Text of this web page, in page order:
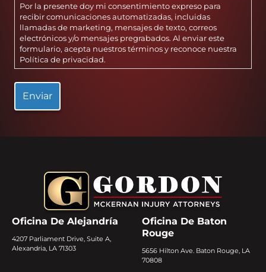
Por la presente doy mi consentimiento expreso para
recibir comunicaciones automatizadas, incluidas
llamadas de marketing, mensajes de texto, correos
electrónicos y/o mensajes pregrabados. Al enviar este
formulario, acepta nuestros términos y reconoce nuestra
Política de privacidad.
Oficina De Alejandría
4207 Parliament Drive, Suite A,
Alexandria, LA 71303
Oficina De Baton
Rouge
5656 Hilton Ave. Baton Rouge, LA
70808